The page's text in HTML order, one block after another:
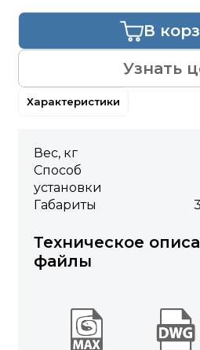
Характеристики
Вес, кг
Способ
установки
Габариты
Техническое
файлы
Узнать
В